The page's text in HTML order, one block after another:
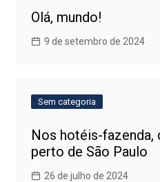
Olá, mundo!
9 de setembro de 2024
Sem categoria
Nos hotéis-
perto de São Paulo
26 de julho de 2024